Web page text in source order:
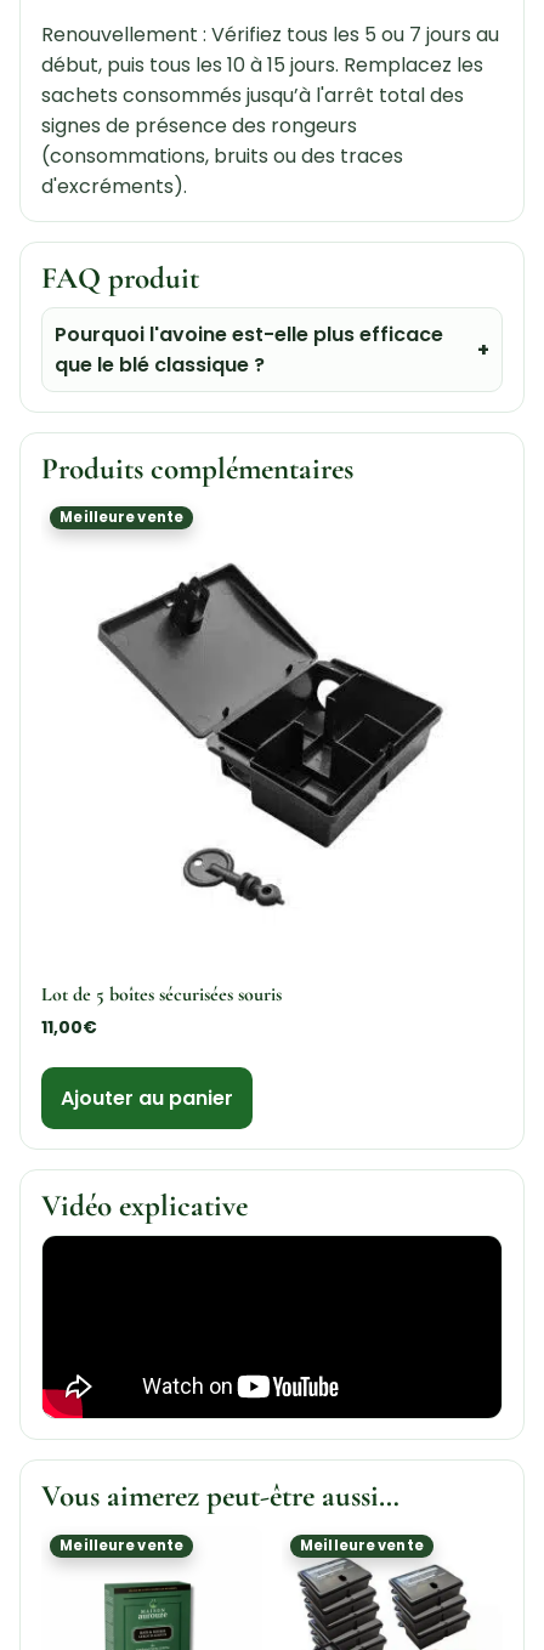
Renouvellement : Vérifiez tous les 5 ou 7 jours au
début, puis tous les 10 à 15 jours. Remplacez les
sachets consommés jusqu’à l'arrêt total des
signes de présence des rongeurs
(consommations, bruits ou des traces
d'excréments).
FAQ produit
Pourquoi l'avoine est-elle plus efficace
que le blé classique ?
Produits complémentaires
Meilleure vente
Lot de 5 boîtes sécurisées souris
11,00€
Ajouter au panier
Vidéo explicative
Vous aimerez peut-être aussi…
Meilleure vente Meilleure vente